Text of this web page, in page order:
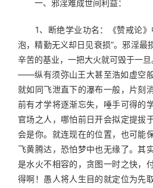
一、邪淫难成世间利益：
1、断绝学业功名：《赞戒论》
泡，精勤无义却日见衰损”。邪淫最
辛苦的基业，一把大火就可毁于一
——纵有须弥山王大甚至浩如虚空
就如同飞泄直下的瀑布一般，片刻
前有才学将逐渐忘失，唾手可得的
官场之人，哪怕前日开会拟定提拔
会是你。就连现在的位置，也可能
飞黄腾达，恐怕梦中也无缘了。其
是水火不相容的，贪图一时之快，
得啊！愚人将人生目的就定位为先